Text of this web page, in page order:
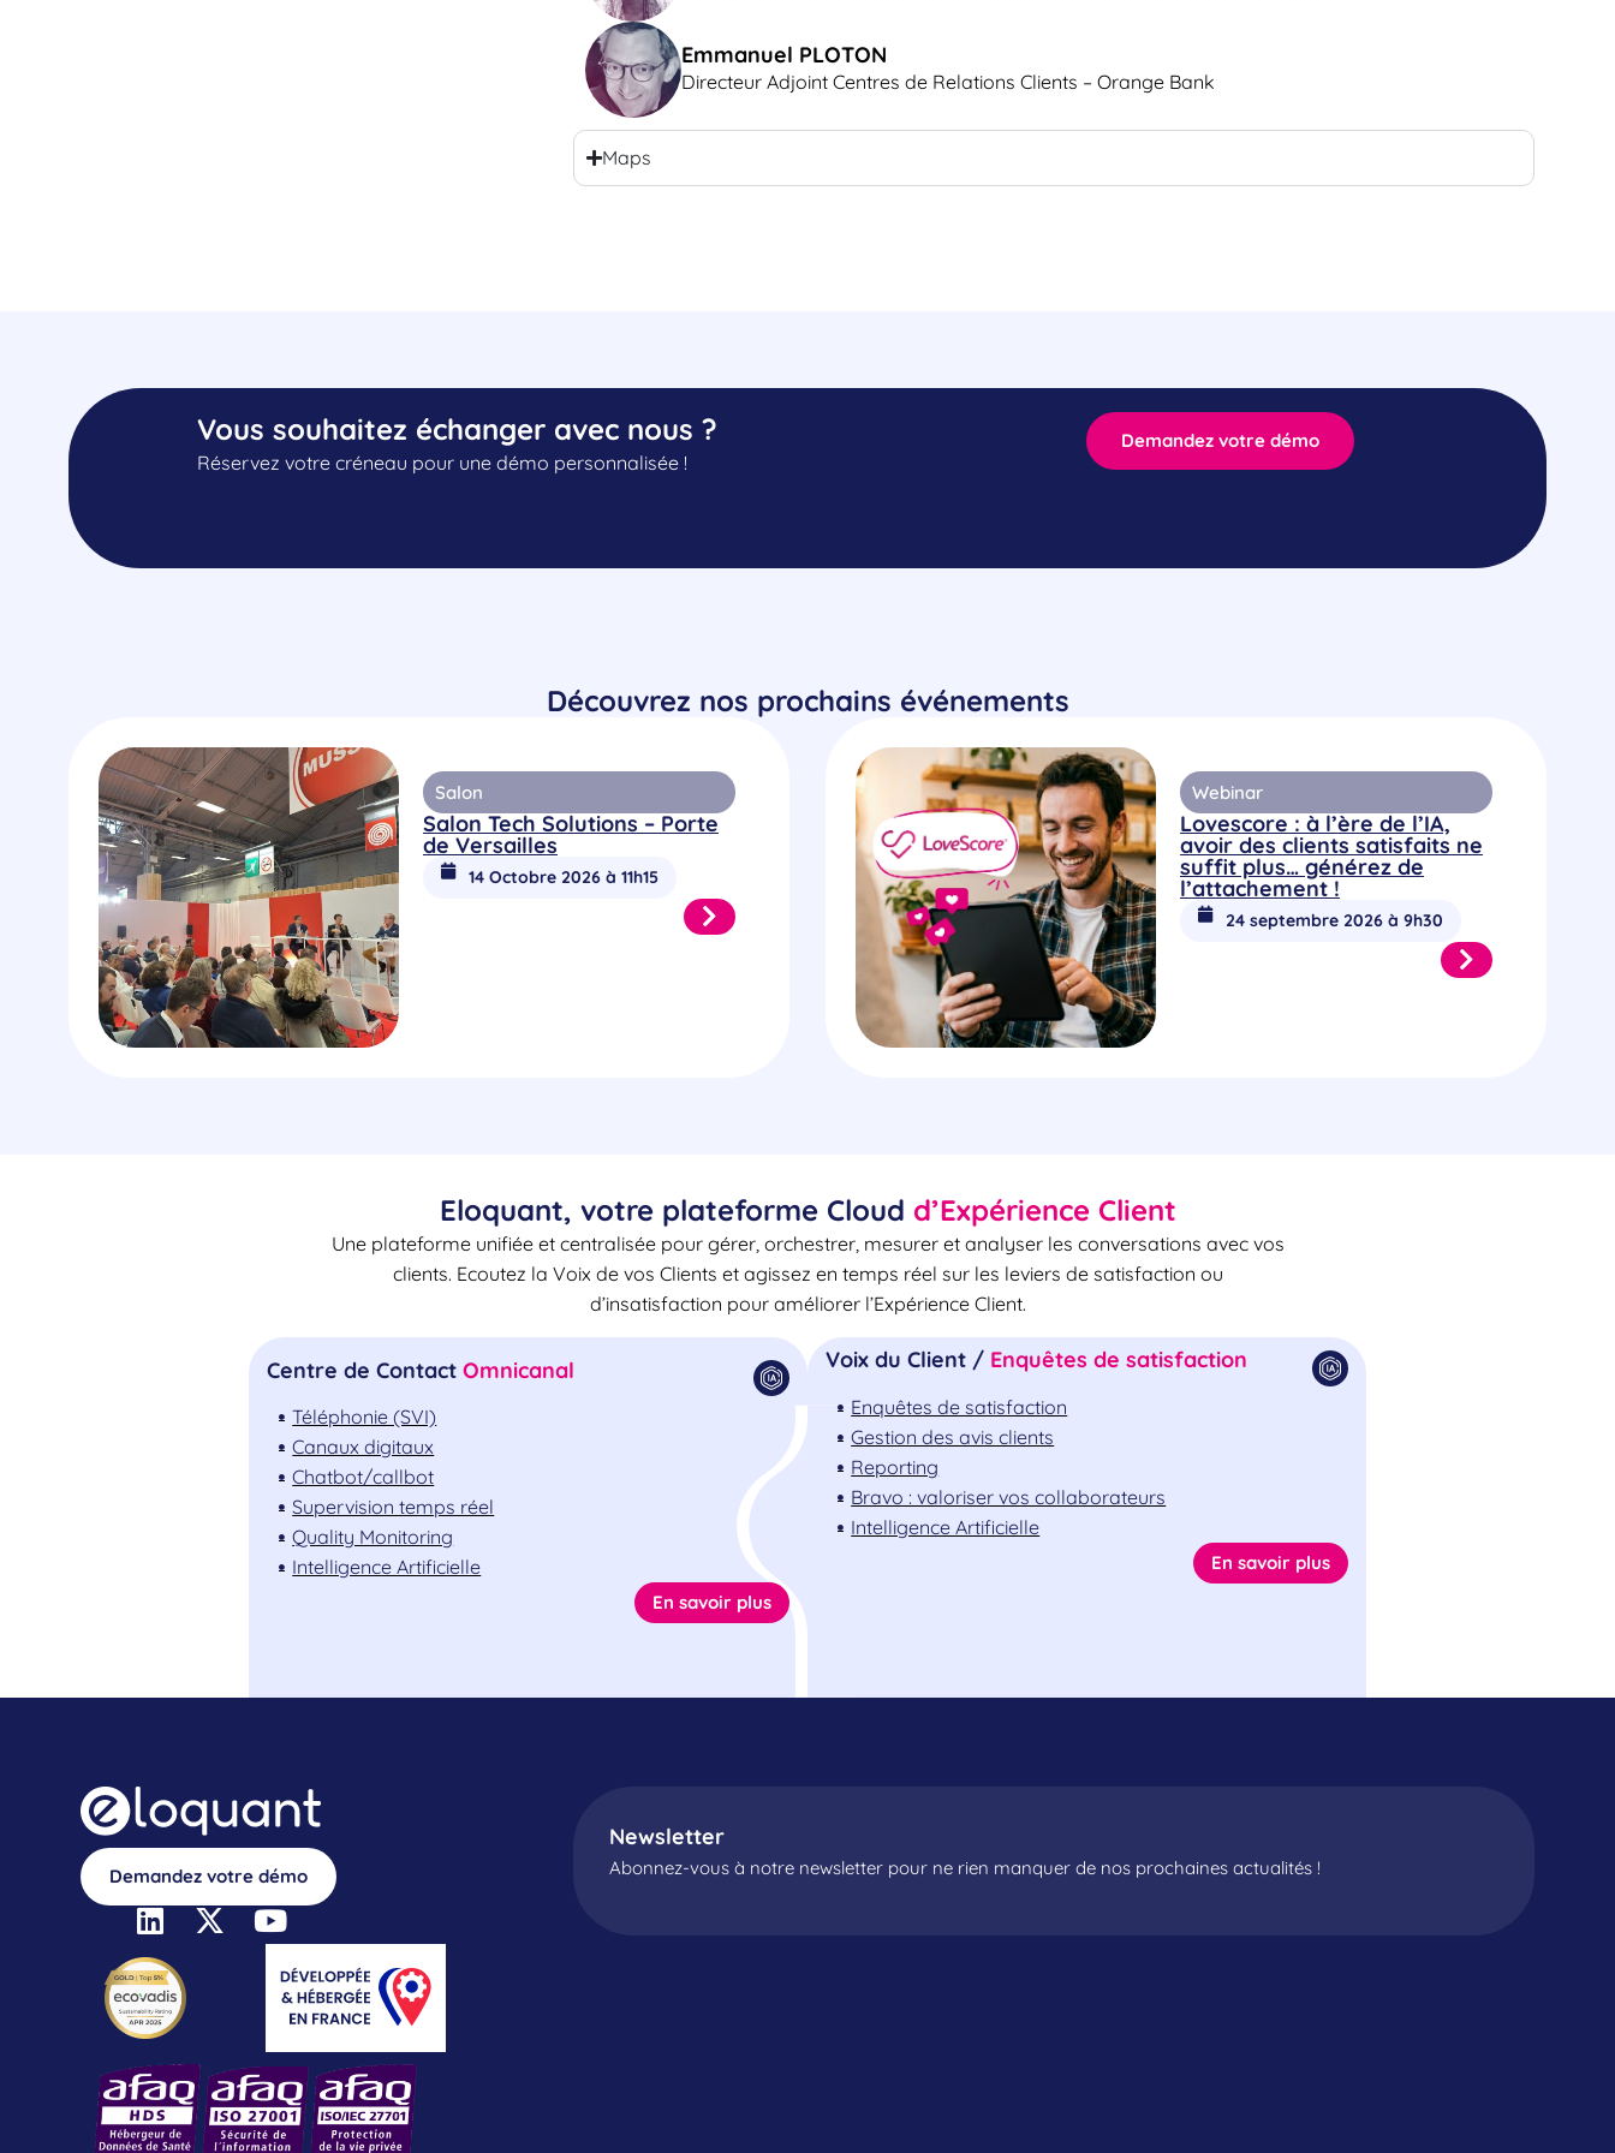
Emmanuel PLOTON
Directeur Adjoint Centres de Relations Clients – Orange Bank
Maps
Demandez votre démo
Vous souhaitez échanger avec nous ?
Réservez votre créneau pour une démo personnalisée !
Découvrez nos prochains événements
Salon
Salon Tech Solutions – Porte
de Versailles
14 Octobre 2026 à 11h15
Webinar
Lovescore : à l’ère de l’IA,
avoir des clients satisfaits ne
suffit plus… générez de
l’attachement !
24 septembre 2026 à 9h30
Eloquant, votre plateforme Cloud d’Expérience Client
Une plateforme unifiée et centralisée pour gérer, orchestrer, mesurer et analyser les conversations avec vos
clients. Ecoutez la Voix de vos Clients et agissez en temps réel sur les leviers de satisfaction ou
d’insatisfaction pour améliorer l’Expérience Client.
Centre de Contact Omnicanal
Téléphonie (SVI)
Canaux digitaux
Chatbot/callbot
Supervision temps réel
Quality Monitoring
Intelligence Artificielle
En savoir plus
Voix du Client / Enquêtes de satisfaction
Enquêtes de satisfaction
Gestion des avis clients
Reporting
Bravo : valoriser vos collaborateurs
Intelligence Artificielle
En savoir plus
Demandez votre démo
Newsletter
Abonnez-vous à notre newsletter pour ne rien manquer de nos prochaines actualités !